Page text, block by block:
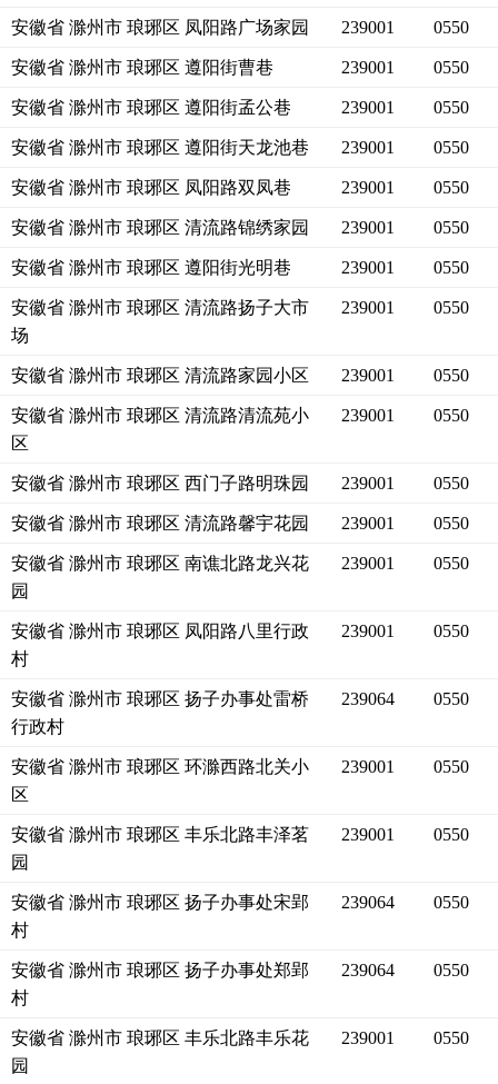
安徽省 滁州市 琅琊区 凤阳路广场家园 239001 0550
安徽省 滁州市 琅琊区 遵阳街曹巷 239001 0550
安徽省 滁州市 琅琊区 遵阳街孟公巷 239001 0550
安徽省 滁州市 琅琊区 遵阳街天龙池巷 239001 0550
安徽省 滁州市 琅琊区 凤阳路双凤巷 239001 0550
安徽省 滁州市 琅琊区 清流路锦绣家园 239001 0550
安徽省 滁州市 琅琊区 遵阳街光明巷 239001 0550
安徽省 滁州市 琅琊区 清流路扬子大市
场
239001 0550
安徽省 滁州市 琅琊区 清流路家园小区 239001 0550
安徽省 滁州市 琅琊区 清流路清流苑小
区
239001 0550
安徽省 滁州市 琅琊区 西门子路明珠园 239001 0550
安徽省 滁州市 琅琊区 清流路馨宇花园 239001 0550
安徽省 滁州市 琅琊区 南谯北路龙兴花
园
239001 0550
安徽省 滁州市 琅琊区 凤阳路八里行政
村
239001 0550
安徽省 滁州市 琅琊区 扬子办事处雷桥
行政村
239064 0550
安徽省 滁州市 琅琊区 环滁西路北关小
区
239001 0550
安徽省 滁州市 琅琊区 丰乐北路丰泽茗
园
239001 0550
安徽省 滁州市 琅琊区 扬子办事处宋郢
村
239064 0550
安徽省 滁州市 琅琊区 扬子办事处郑郢
村
239064 0550
安徽省 滁州市 琅琊区 丰乐北路丰乐花
园
239001 0550